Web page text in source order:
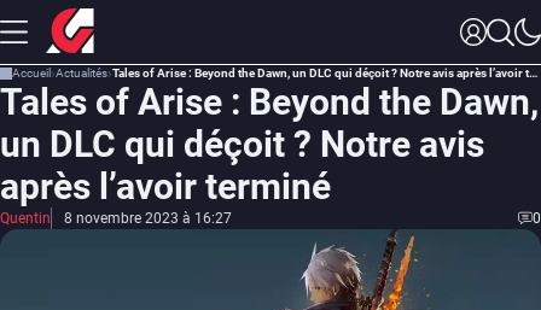
Accueil Actualités Tales of Arise : Beyond the Dawn, un DLC qui déçoit ? Notre avis après l’avoir terminé
Tales of Arise : Beyond the Dawn,
un DLC qui déçoit ? Notre avis
après l’avoir terminé
Quentin 8 novembre 2023 à 16:27 0